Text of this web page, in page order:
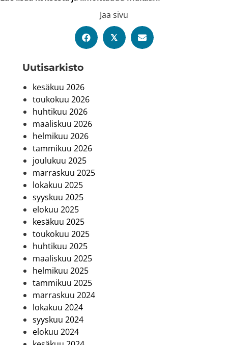
Uutis­arkisto
kesäkuu 2026
toukokuu 2026
huhtikuu 2026
maaliskuu 2026
helmikuu 2026
tammikuu 2026
joulukuu 2025
marraskuu 2025
lokakuu 2025
syyskuu 2025
elokuu 2025
kesäkuu 2025
toukokuu 2025
huhtikuu 2025
maaliskuu 2025
helmikuu 2025
tammikuu 2025
marraskuu 2024
lokakuu 2024
syyskuu 2024
elokuu 2024
Jaa sivu
𝕏